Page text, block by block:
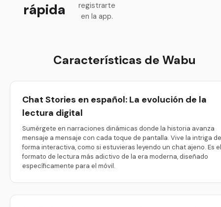
rápida
registrarte
en la app.
Características de Wabu
Chat Stories en español: La evolución de la
lectura digital
Sumérgete en narraciones dinámicas donde la historia avanza
mensaje a mensaje con cada toque de pantalla. Vive la intriga de
forma interactiva, como si estuvieras leyendo un chat ajeno. Es el
formato de lectura más adictivo de la era moderna, diseñado
específicamente para el móvil.